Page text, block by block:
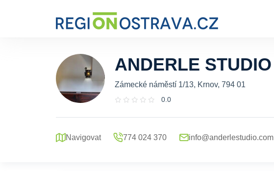
ANDERLE STUDIO
Zámecké náměstí 1/13, Krnov, 794 01
0.0
Navigovat 774 024 370 info@anderlestudio.com